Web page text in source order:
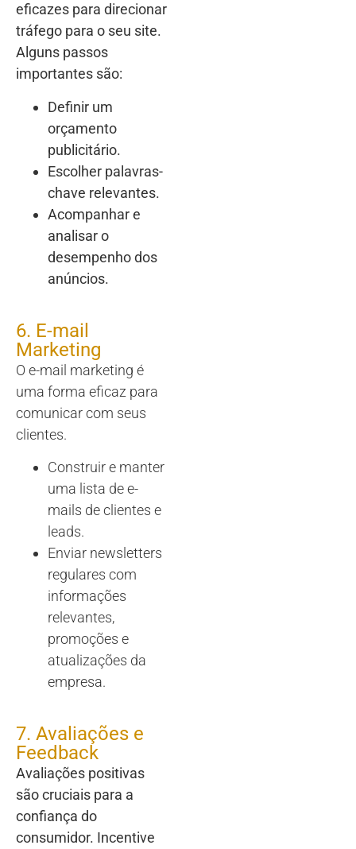
eficazes para direcionar
tráfego para o seu site.
Alguns passos
importantes são:
Definir um
orçamento
publicitário.
Escolher palavras-
chave relevantes.
Acompanhar e
analisar o
desempenho dos
anúncios.
6. E-mail
Marketing
O e-mail marketing é
uma forma eficaz para
comunicar com seus
clientes.
Construir e manter
uma lista de e-
mails de clientes e
leads.
Enviar newsletters
regulares com
informações
relevantes,
promoções e
atualizações da
empresa.
7. Avaliações e
Feedback
Avaliações positivas
são cruciais para a
confiança do
consumidor. Incentive